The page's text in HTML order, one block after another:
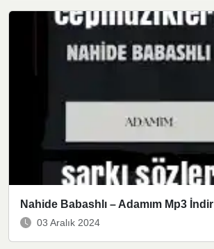
Nahide Babashlı – Adamım Mp3 İndir
03 Aralık 2024